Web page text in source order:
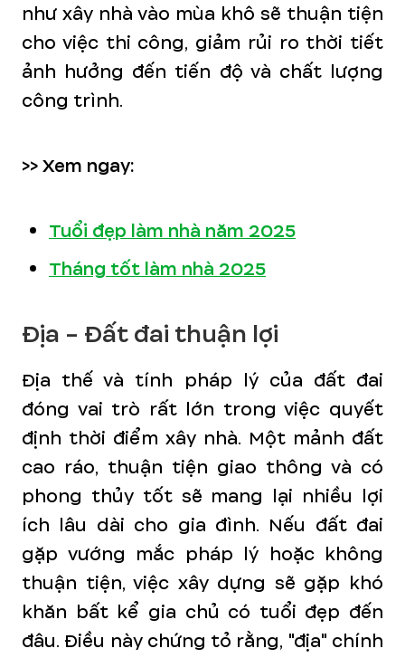
như xây nhà vào mùa khô sẽ thuận tiện
cho việc thi công, giảm rủi ro thời tiết
ảnh hưởng đến tiến độ và chất lượng
công trình.
>> Xem ngay:
Tuổi đẹp làm nhà năm 2025
Tháng tốt làm nhà 2025
Địa - Đất đai thuận lợi
Địa thế và tính pháp lý của đất đai
đóng vai trò rất lớn trong việc quyết
định thời điểm xây nhà. Một mảnh đất
cao ráo, thuận tiện giao thông và có
phong thủy tốt sẽ mang lại nhiều lợi
ích lâu dài cho gia đình. Nếu đất đai
gặp vướng mắc pháp lý hoặc không
thuận tiện, việc xây dựng sẽ gặp khó
khăn bất kể gia chủ có tuổi đẹp đến
đâu. Điều này chứng tỏ rằng, "địa" chính